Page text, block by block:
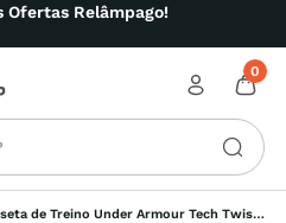
Relâmpago!
0
de Treino Under Armour Tech Twist